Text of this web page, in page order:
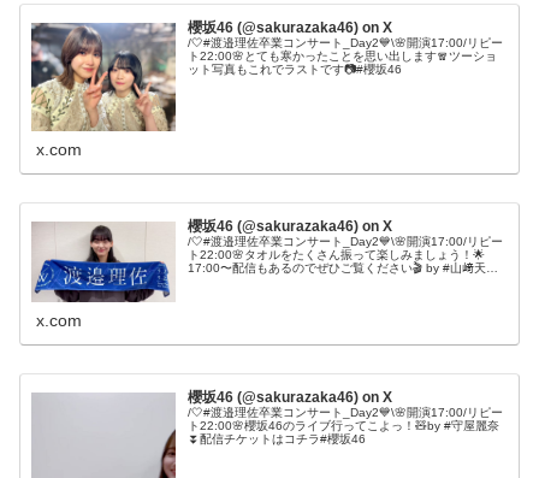
櫻坂46 (@sakurazaka46) on X
/🤍#渡邉理佐卒業コンサート_Day2💙\🌸開演17:00/リピー
ト22:00🌸とても寒かったことを思い出します🧣ツーショ
ット写真もこれでラストです📷#櫻坂46
x.com
櫻坂46 (@sakurazaka46) on X
/🤍#渡邉理佐卒業コンサート_Day2💙\🌸開演17:00/リピー
ト22:00🌸タオルをたくさん振って楽しみましょう！🌟
17:00〜配信もあるのでぜひご覧ください🎬 by #山﨑天⏬
x.com
櫻坂46 (@sakurazaka46) on X
/🤍#渡邉理佐卒業コンサート_Day2💙\🌸開演17:00/リピー
ト22:00🌸櫻坂46のライブ行ってこよっ！🧸by #守屋麗奈
⏬配信チケットはコチラ#櫻坂46